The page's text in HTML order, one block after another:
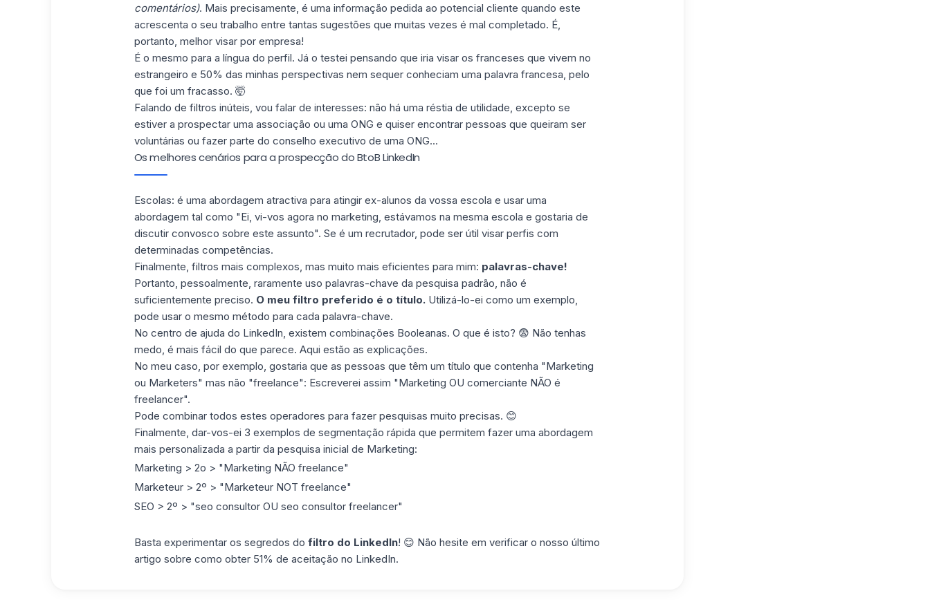
comentários). Mais precisamente, é uma informação pedida ao potencial cliente quando este
acrescenta o seu trabalho entre tantas sugestões que muitas vezes é mal completado. É,
portanto, melhor visar por empresa!
É o mesmo para a língua do perfil. Já o testei pensando que iria visar os franceses que vivem no
estrangeiro e 50% das minhas perspectivas nem sequer conheciam uma palavra francesa, pelo
que foi um fracasso. 🤯
Falando de filtros inúteis, vou falar de interesses: não há uma réstia de utilidade, excepto se
estiver a prospectar uma associação ou uma ONG e quiser encontrar pessoas que queiram ser
voluntárias ou fazer parte do conselho executivo de uma ONG...
Os melhores cenários para a prospecção do BtoB LinkedIn
Escolas: é uma abordagem atractiva para atingir ex-alunos da vossa escola e usar uma
abordagem tal como "Ei, vi-vos agora no marketing, estávamos na mesma escola e gostaria de
discutir convosco sobre este assunto". Se é um recrutador, pode ser útil visar perfis com
determinadas competências.
Finalmente, filtros mais complexos, mas muito mais eficientes para mim: palavras-chave!
Portanto, pessoalmente, raramente uso palavras-chave da pesquisa padrão, não é
suficientemente preciso. O meu filtro preferido é o título. Utilizá-lo-ei como um exemplo,
pode usar o mesmo método para cada palavra-chave.
No centro de ajuda do LinkedIn, existem combinações Booleanas. O que é isto? 😨 Não tenhas
medo, é mais fácil do que parece. Aqui estão as explicações.
No meu caso, por exemplo, gostaria que as pessoas que têm um título que contenha "Marketing
ou Marketers" mas não "freelance": Escreverei assim "Marketing OU comerciante NÃO é
freelancer".
Pode combinar todos estes operadores para fazer pesquisas muito precisas. 😊
Finalmente, dar-vos-ei 3 exemplos de segmentação rápida que permitem fazer uma abordagem
mais personalizada a partir da pesquisa inicial de Marketing:
Marketing > 2o > "Marketing NÃO freelance"
Marketeur > 2º > "Marketeur NOT freelance"
SEO > 2º > "seo consultor OU seo consultor freelancer"
Basta experimentar os segredos do filtro do LinkedIn! 😊 Não hesite em verificar o nosso último
artigo sobre como obter 51% de aceitação no LinkedIn.